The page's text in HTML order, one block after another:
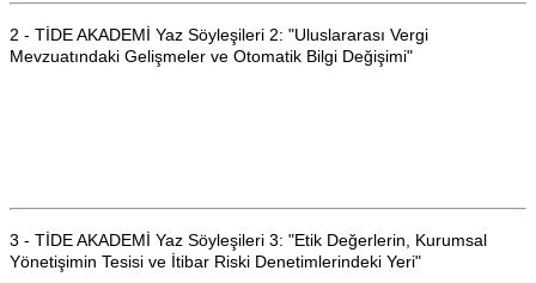
2 - TİDE AKADEMİ Yaz Söyleşileri 2: "Uluslararası Vergi
Mevzuatındaki Gelişmeler ve Otomatik Bilgi Değişimi"
3 - TİDE AKADEMİ Yaz Söyleşileri 3: "Etik Değerlerin, Kurumsal
Yönetişimin Tesisi ve İtibar Riski Denetimlerindeki Yeri"